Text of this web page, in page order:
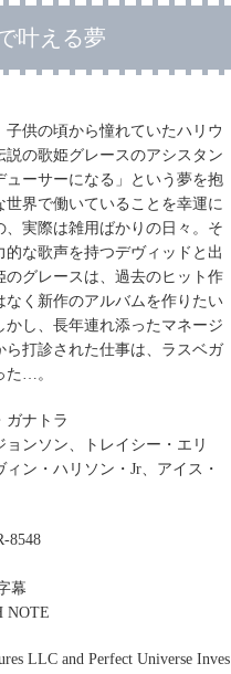
叶える夢
子供の頃から憧れていたハリウ
説の歌姫グレースのアシスタン
ューサーになる」という夢を抱
世界で働いていることを幸運に
、実際は雑用ばかりの日々。そ
的な歌声を持つデヴィッドと出
グレースは、過去のヒット作
なく新作のアルバムを作りたい
かし、長年連れ添ったマネージ
ら打診された仕事は、ラスベガ
た…。
ガナトラ
ョンソン、トレイシー・エリ
ン・ハリソン・Jr、アイス・
8548
幕
NOTE
LLC and Perfect Universe Inves